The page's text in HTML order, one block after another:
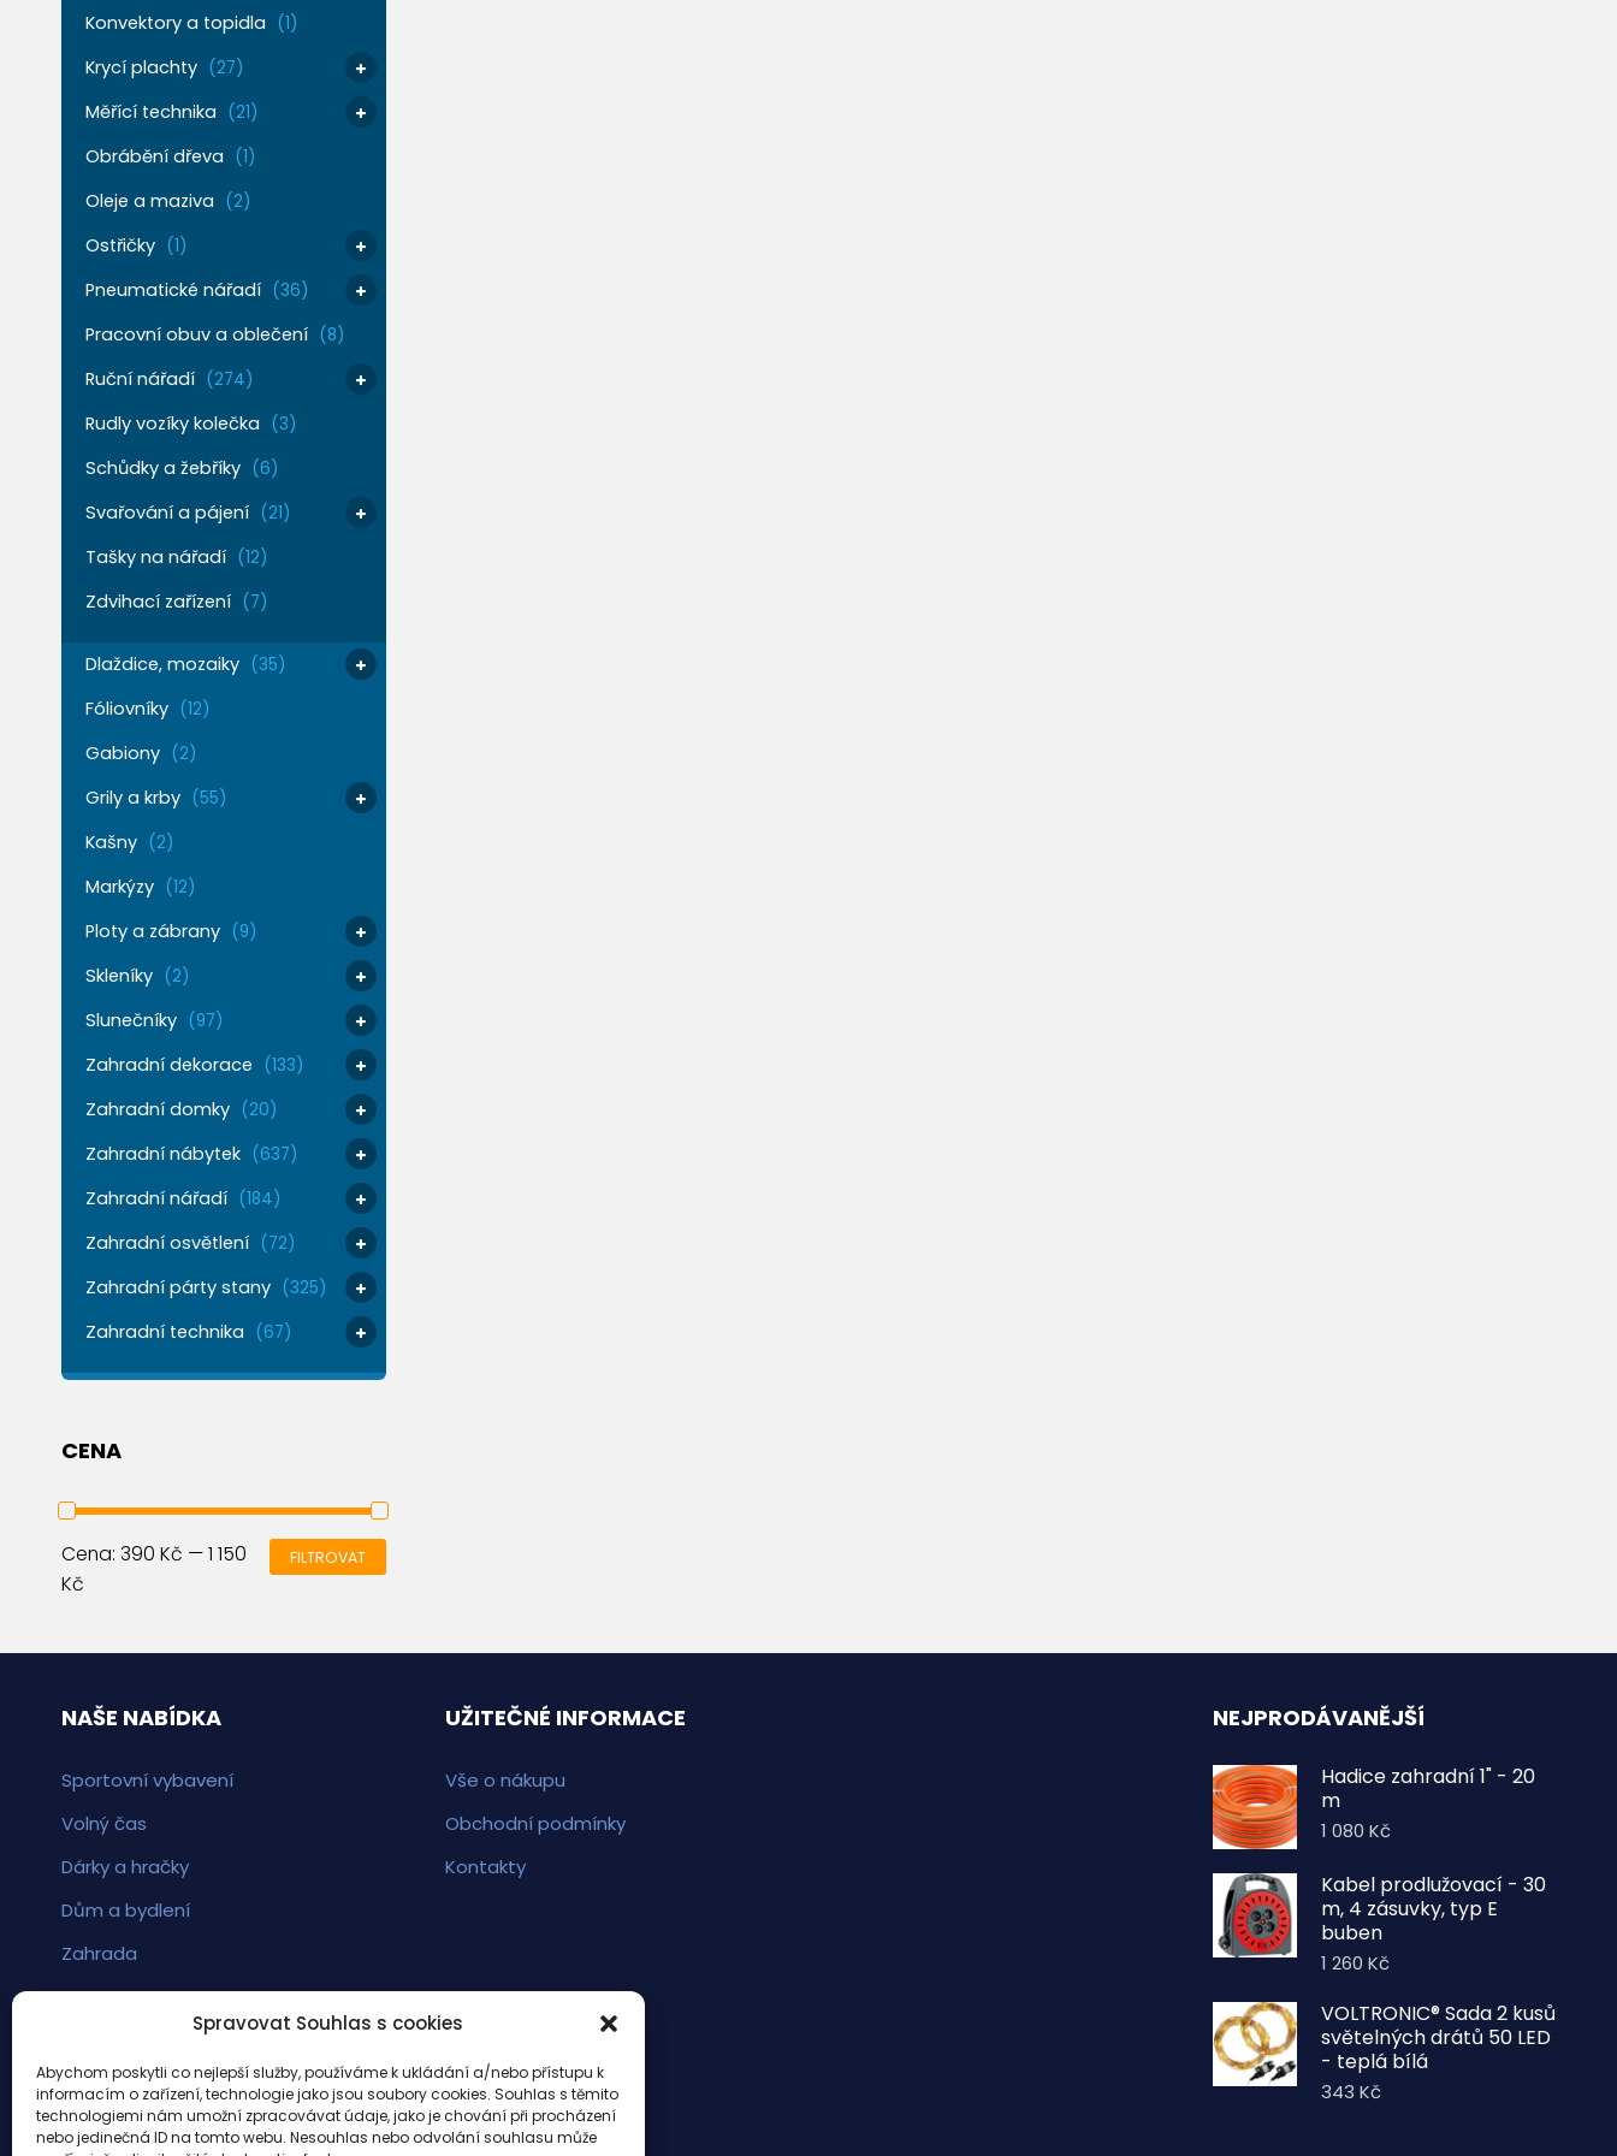
Spravovat Souhlas s cookies
Abychom poskytli co nejlepší služby, používáme k ukládání a/nebo přístupu k
informacím o zařízení, technologie jako jsou soubory cookies. Souhlas s těmito
technologiemi nám umožní zpracovávat údaje, jako je chování při procházení
nebo jedinečná ID na tomto webu. Nesouhlas nebo odvolání souhlasu může
Konvektory a topidla (1)
Krycí plachty (27)
Měřící technika (21)
Obrábění dřeva (1)
Oleje a maziva (2)
Ostřičky (1)
Pneumatické nářadí (36)
Pracovní obuv a oblečení (8)
Ruční nářadí (274)
Rudly vozíky kolečka (3)
Schůdky a žebříky (6)
Svařování a pájení (21)
Tašky na nářadí (12)
Zdvihací zařízení (7)
Dlaždice, mozaiky (35)
Fóliovníky (12)
Gabiony (2)
Grily a krby (55)
Kašny (2)
Markýzy (12)
Ploty a zábrany (9)
Skleníky (2)
Slunečníky (97)
Zahradní dekorace (133)
Zahradní domky (20)
Zahradní nábytek (637)
Zahradní nářadí (184)
Zahradní osvětlení (72)
Zahradní párty stany (325)
Zahradní technika (67)
CENA
FILTROVAT
Cena: 390 Kč —1 150
Kč
NAŠE NABÍDKA
Sportovní vybavení
Volný čas
Dárky a hračky
Dům a bydlení
Zahrada
UŽITEČNÉ INFORMACE
Vše o nákupu
Obchodní podmínky
Kontakty
NEJPRODÁVANĚJŠÍ
Hadice zahradní 1" - 20
m
1 080 Kč
Kabel prodlužovací - 30
m, 4 zásuvky, typ E
buben
1 260 Kč
VOLTRONIC® Sada 2 kusů
světelných drátů 50 LED
- teplá bílá
343 Kč